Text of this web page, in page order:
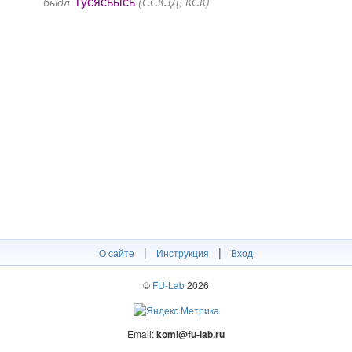
О сайте | Инструкция | Вход
© FU-Lab2026
Email:komi@fu-lab.ru